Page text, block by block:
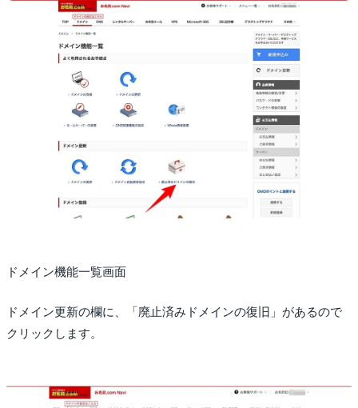
ドメイン機能一覧画面
ドメイン更新の欄に、「廃止済みドメインの復旧」があるので
クリックします。